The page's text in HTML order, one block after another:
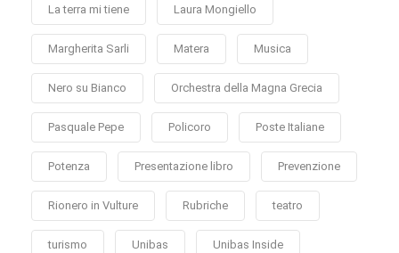
La terra mi tiene Laura Mongiello
Margherita Sarli Matera Musica
Nero su Bianco Orchestra della Magna Grecia
Pasquale Pepe Policoro Poste Italiane
Potenza Presentazione libro Prevenzione
Rionero in Vulture Rubriche teatro
turismo Unibas Unibas Inside